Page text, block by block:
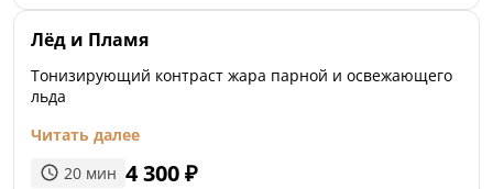
Лёд и Пламя
Тонизирующий контраст жара парной и освежающего
льда
Читать далее
20 мин 4 300₽